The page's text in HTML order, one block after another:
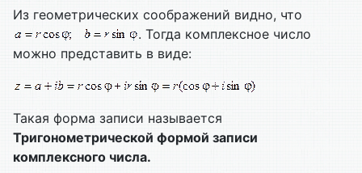
Из геометрических соображений видно, что
. Тогда комплексное число
можно представить в виде:
Такая форма записи называется
Тригонометрической формой записи
комплексного числа.